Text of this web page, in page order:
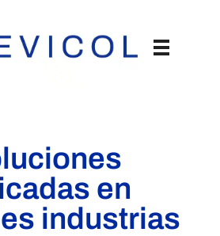
en
industrias